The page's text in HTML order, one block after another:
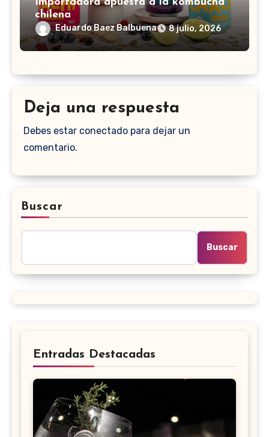
Importadora apuesta a la kombucha
chilena
Eduardo Baez Balbuena 8 julio, 2026
Deja una respuesta
Debes estar conectado para dejar un
comentario.
Buscar
Buscar
Entradas Destacadas